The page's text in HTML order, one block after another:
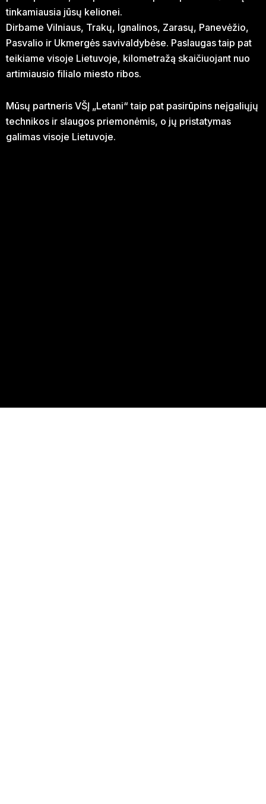
tinkamiausia jūsų kelionei.
Dirbame Vilniaus, Trakų, Ignalinos, Zarasų, Panevėžio,
Pasvalio ir Ukmergės savivaldybėse. Paslaugas taip pat
teikiame visoje Lietuvoje, kilometražą skaičiuojant nuo
artimiausio filialo miesto ribos.
Mūsų partneris VŠĮ „Letani“ taip pat pasirūpins neįgaliųjų
technikos ir slaugos priemonėmis, o jų pristatymas
galimas visoje Lietuvoje.